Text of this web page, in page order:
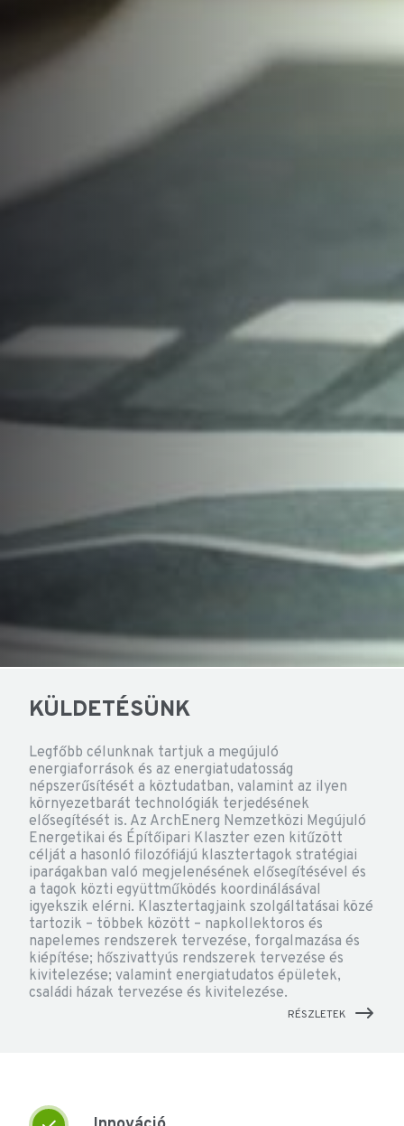
KÜLDETÉSÜNK
Legfőbb célunknak tartjuk a megújuló
energiaforrások és az energiatudatosság
népszerűsítését a köztudatban, valamint az ilyen
környezetbarát technológiák terjedésének
elősegítését is. Az ArchEnerg Nemzetközi Megújuló
Energetikai és Építőipari Klaszter ezen kitűzött
célját a hasonló filozófiájú klasztertagok stratégiai
iparágakban való megjelenésének elősegítésével és
a tagok közti együttműködés koordinálásával
igyekszik elérni. Klasztertagjaink szolgáltatásai közé
tartozik – többek között – napkollektoros és
napelemes rendszerek tervezése, forgalmazása és
kiépítése; hőszivattyús rendszerek tervezése és
kivitelezése; valamint energiatudatos épületek,
családi házak tervezése és kivitelezése.
RÉSZLETEK